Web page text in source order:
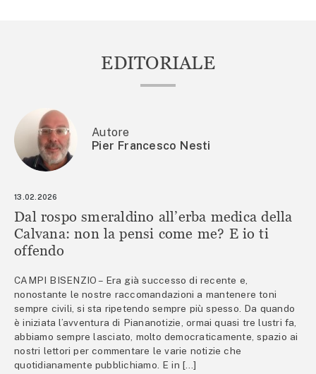
EDITORIALE
Autore
Pier Francesco Nesti
13.02.2026
Dal rospo smeraldino all’erba medica della
Calvana: non la pensi come me? E io ti
offendo
CAMPI BISENZIO – Era già successo di recente e,
nonostante le nostre raccomandazioni a mantenere toni
sempre civili, si sta ripetendo sempre più spesso. Da quando
è iniziata l’avventura di Piananotizie, ormai quasi tre lustri fa,
abbiamo sempre lasciato, molto democraticamente, spazio ai
nostri lettori per commentare le varie notizie che
quotidianamente pubblichiamo. E in […]